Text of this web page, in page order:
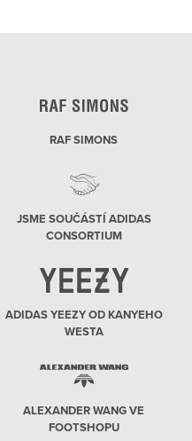
RAF SIMONS
JSME SOUČÁSTÍ ADIDAS
CONSORTIUM
ADIDAS YEEZY OD KANYEHO
WESTA
ALEXANDER WANG VE
FOOTSHOPU